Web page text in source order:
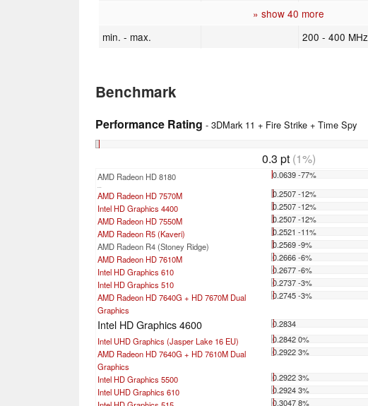
» show 40 more
min. - max.
200 - 400 MHz
Benchmark
Performance Rating - 3DMark 11 + Fire Strike + Time Spy
0.3 pt(1%)
AMD Radeon HD 8180 0.0639 -77%
AMD Radeon HD 7570M
0.2507 -12%
Intel HD Graphics 4400
0.2507 -12%
AMD Radeon HD 7550M
0.2507 -12%
AMD Radeon R5 (Kaveri)
0.2521 -11%
AMD Radeon R4 (Stoney Ridge)
0.2569 -9%
AMD Radeon HD 7610M
0.2666 -6%
Intel HD Graphics 610
0.2677 -6%
Intel HD Graphics 510
0.2737 -3%
AMD Radeon HD 7640G + HD 7670M Dual
Graphics
0.2745 -3%
Intel HD Graphics 4600
0.2834
Intel UHD Graphics (Jasper Lake 16 EU)
0.2842 0%
AMD Radeon HD 7640G + HD 7610M Dual
Graphics
0.2922 3%
Intel HD Graphics 5500
0.2922 3%
Intel UHD Graphics 610
0.2924 3%
0.3047 8%